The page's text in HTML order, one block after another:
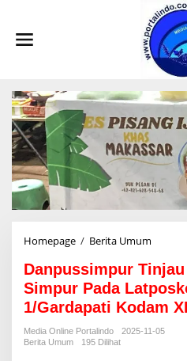
Homepage / Berita Umum
n
p
u
s
s
Danpussimpur
Simpur Pada
1/Gardapati Kodam
Media Online Portalindo
2025-11-05
Berita Umum
195 Dilihat